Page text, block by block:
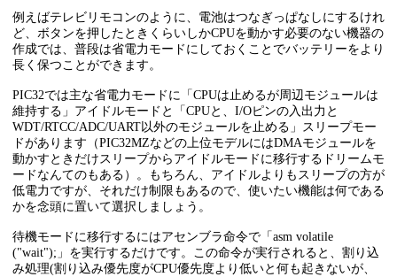
例えばテレビリモコンのように、電池はつなぎっぱなしにするけれ
ど、ボタンを押したときくらいしかCPUを動かす必要のない機器の
作成では、普段は省電力モードにしておくことでバッテリーをより
長く保つことができます。
PIC32では主な省電力モードに「CPUは止めるが周辺モジュールは
維持する」アイドルモードと「CPUと、I/Oピンの入出力と
WDT/RTCC/ADC/UART以外のモジュールを止める」スリープモー
ドがあります（PIC32MZなどの上位モデルにはDMAモジュールを
動かすときだけスリープからアイドルモードに移行するドリームモ
ードなんてのもある）。もちろん、アイドルよりもスリープの方が
低電力ですが、それだけ制限もあるので、使いたい機能は何である
かを念頭に置いて選択しましょう。
待機モードに移行するにはアセンブラ命令で「asm volatile
("wait");」を実行するだけです。この命令が実行されると、割り込
み処理(割り込み優先度がCPU優先度より低いと何も起きないが、